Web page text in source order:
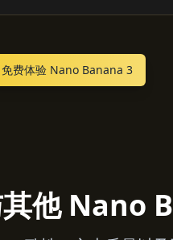
免费体验 Nano Banana 3
他 Nano